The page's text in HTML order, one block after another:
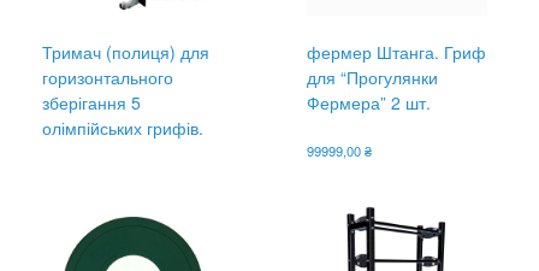
Тримач (полиця) для
горизонтального
зберігання 5
олімпійських грифів.
фермер Штанга. Гриф
для “Прогулянки
Фермера” 2 шт.
99999,00₴